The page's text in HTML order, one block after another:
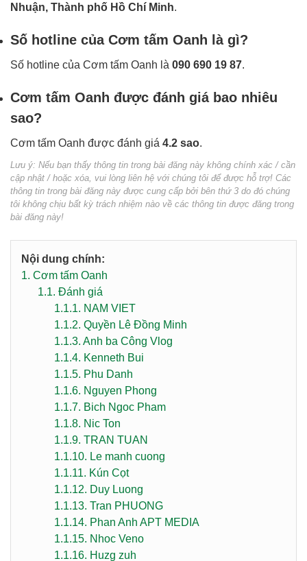
Nhuận, Thành phố Hồ Chí Minh.
Số hotline của Cơm tấm Oanh là gì?
Số hotline của Cơm tấm Oanh là 090 690 19 87.
Cơm tấm Oanh được đánh giá bao nhiêu
sao?
Cơm tấm Oanh được đánh giá 4.2 sao.
Lưu ý: Nếu bạn thấy thông tin trong bài đăng này không chính xác / cần
cập nhật / hoặc xóa, vui lòng liên hệ với chúng tôi để được hỗ trợ! Các
thông tin trong bài đăng này được cung cấp bởi bên thứ 3 do đó chúng
tôi không chịu bất kỳ trách nhiệm nào về các thông tin được đăng trong
bài đăng này!
Nội dung chính:
1. Cơm tấm Oanh
1.1. Đánh giá
1.1.1. NAM VIET
1.1.2. Quyền Lê Đồng Minh
1.1.3. Anh ba Công Vlog
1.1.4. Kenneth Bui
1.1.5. Phu Danh
1.1.6. Nguyen Phong
1.1.7. Bich Ngoc Pham
1.1.8. Nic Ton
1.1.9. TRAN TUAN
1.1.10. Le manh cuong
1.1.11. Kún Cọt
1.1.12. Duy Luong
1.1.13. Tran PHUONG
1.1.14. Phan Anh APT MEDIA
1.1.15. Nhoc Veno
1.1.16. Huzg zuh